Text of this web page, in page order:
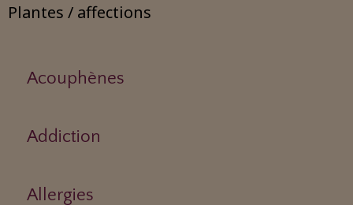
Plantes / affections
Acouphènes
Addiction
Allergies